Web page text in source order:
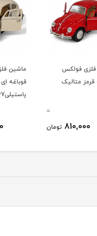
ماشین فلزی فولکس
قوباغه ای سفید
830,000 تومان